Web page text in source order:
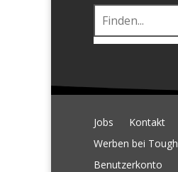
Jobs
Kontakt
Werben bei Tough
Benutzerkonto